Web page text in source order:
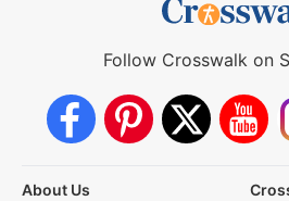
Follow Crosswalk on
About Us